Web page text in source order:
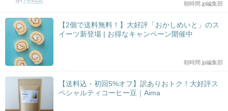
朝時間.jp編集部
【2個で送料無料！】大好評「おかしめいと」のス
イーツ新登場 | お得なキャンペーン開催中
朝時間.jp編集部
【送料込・初回5%オフ】訳ありおトク！大好評ス
ペシャルティコーヒー豆｜Aima